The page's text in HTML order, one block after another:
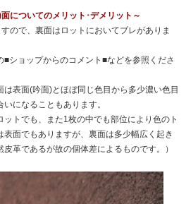
についてのメリット･デメリット～
ので、裏面はロットにおいてブレがありま
ショップからのコメント■などを参照くださ
表面(吟面)とほぼ同じ色目から多少濃い色目
になることもあります。
トでも、また1枚の中でも部位により色のト
面でもありますが、裏面は多少幅広く起き
革であるが故の個体差によるものです。）